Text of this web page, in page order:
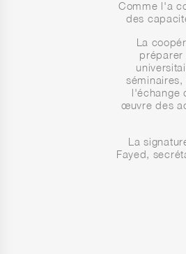
Comme l'a
des
La
préparer
l'échange
œuvre des
La
Fayed,